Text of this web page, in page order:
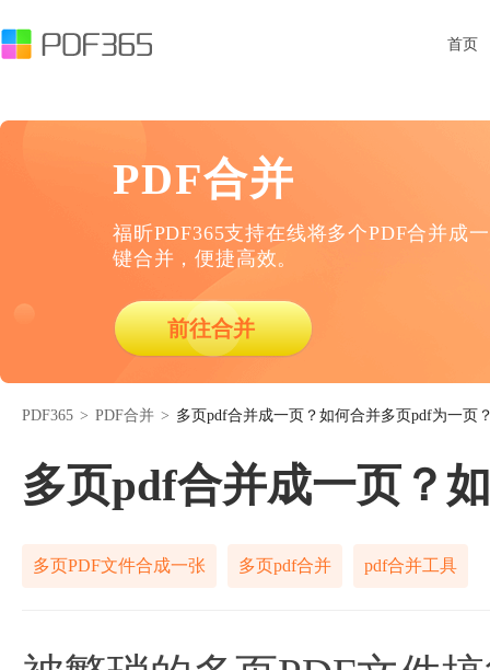
首页
PDF合并
福昕PDF365支持在线将多个PDF合并成
键合并，便捷高效。
前往合并
PDF365 > PDF合并 > 多页pdf合并成一页？如何合并多页pdf为一页
多页pdf合并成一页？
多页PDF文件合成一张 多页pdf合并 pdf合并工具